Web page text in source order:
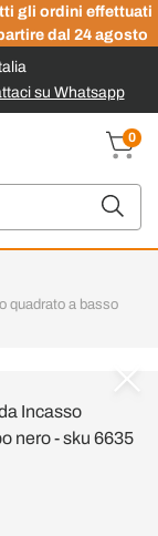
gli ordini effettuati
dal 24 agosto
su Whatsapp
0
quadrato a basso
Incasso
nero - sku 6635